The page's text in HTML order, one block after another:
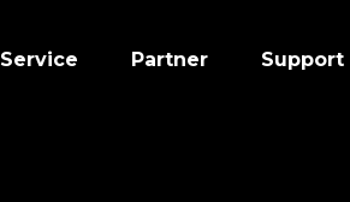
Service Partner Support